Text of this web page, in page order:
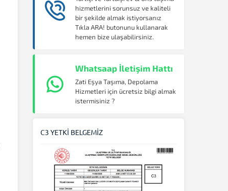
hizmetlerini sorunsuz ve kaliteli
bir şekilde almak istiyorsanız
Tıkla ARA! butonunu kullanarak
hemen bize ulaşabilirsiniz.
Whatsaap İletişim Hattı
Zati Eşya Taşıma, Depolama
Hizmetleri için ücretsiz bilgi almak
istermisiniz ?
C3 YETKİ BELGEMİZ